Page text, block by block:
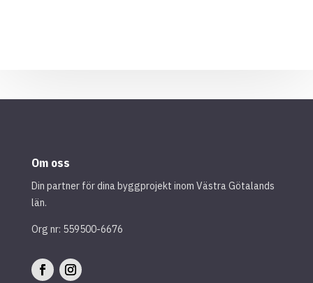
Om oss
Din partner för dina byggprojekt inom Västra Götalands
län.
Org nr: 559500-6676